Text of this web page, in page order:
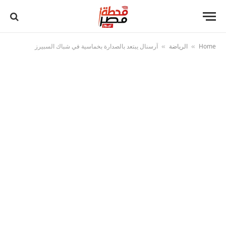
Home
» الرياضة » آرسنال يبتعد بالصدارة بخماسية في شباك السبيرز